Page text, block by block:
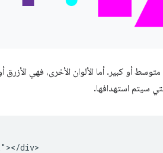
أو كبير. أما الألوان الأخرى، فهي الأزرق
div>